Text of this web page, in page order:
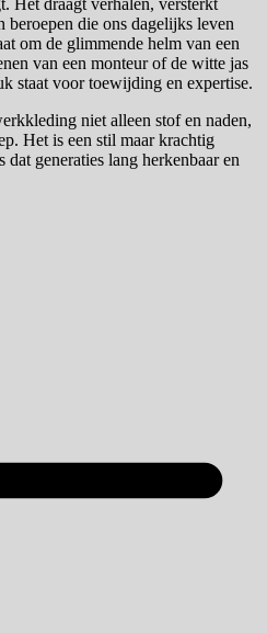
beroepen die ons dagelijks leven
om de glimmende helm van een
van een monteur of de witte jas
staat voor toewijding en expertise.
niet alleen stof en naden,
Het is een stil maar krachtig
generaties lang herkenbaar en